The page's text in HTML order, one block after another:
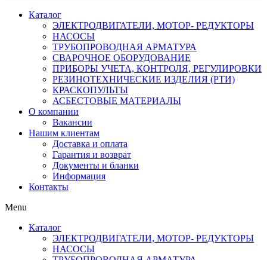
Каталог
ЭЛЕКТРОДВИГАТЕЛИ, МОТОР- РЕДУКТОРЫ
НАСОСЫ
ТРУБОПРОВОДНАЯ АРМАТУРА
СВАРОЧНОЕ ОБОРУДОВАНИЕ
ПРИБОРЫ УЧЕТА, КОНТРОЛЯ, РЕГУЛИРОВКИ
РЕЗИНОТЕХНИЧЕСКИЕ ИЗДЕЛИЯ (РТИ)
КРАСКОПУЛЬТЫ
АСБЕСТОВЫЕ МАТЕРИАЛЫ
О компании
Вакансии
Нашим клиентам
Доставка и оплата
Гарантия и возврат
Документы и бланки
Информация
Контакты
Menu
Каталог
ЭЛЕКТРОДВИГАТЕЛИ, МОТОР- РЕДУКТОРЫ
НАСОСЫ